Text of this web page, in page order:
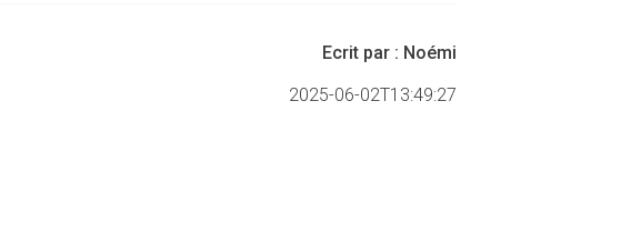
Ecrit par : Noémi
2025-06-02T13:49:27